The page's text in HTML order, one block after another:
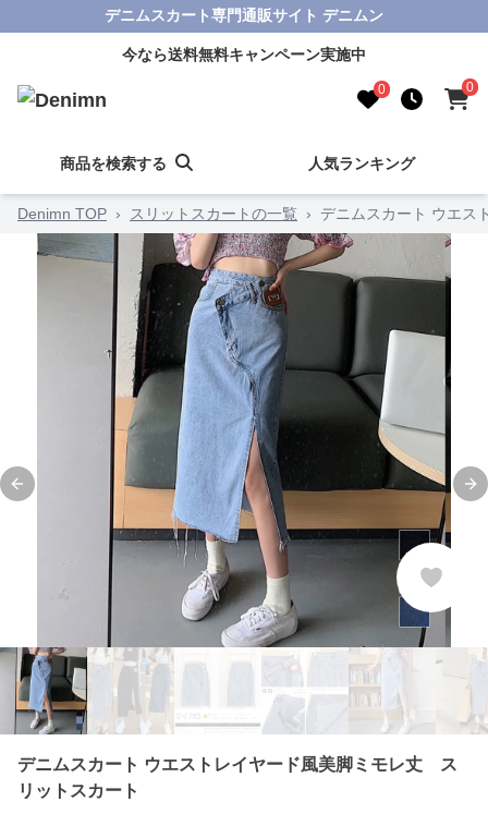
デニムスカート専門通販サイト デニムン
今なら送料無料キャンペーン実施中
0 0
商品を検索する 人気ランキング
Denimn TOP › スリットスカートの一覧 › デニムスカート ウエス
Previous slide
デニムスカート ウエストレイヤード風美脚ミモレ丈 ス
リットスカート